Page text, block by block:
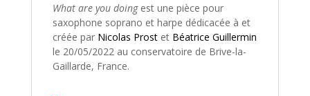
What are you doingest une pièce pour
saxophone soprano et harpe dédicacée à et
créée par Nicolas Prostet Béatrice Guillermin
le 20/05/2022 au conservatoire de Brive-la-
Gaillarde, France.